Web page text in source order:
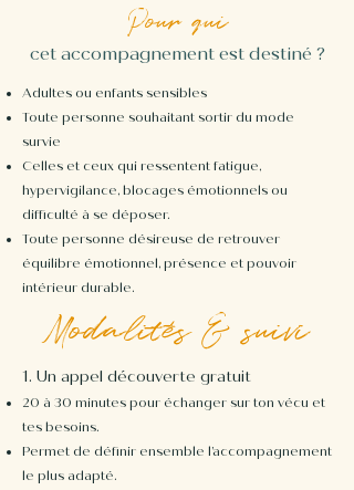
Pour qui
cet accompagnement est destiné ?
Adultes ou enfants sensibles
Toute personne souhaitant sortir du mode
survie
Celles et ceux qui ressentent fatigue,
hypervigilance, blocages émotionnels ou
difficulté à se déposer.
​Toute personne désireuse de retrouver
équilibre émotionnel, présence et pouvoir
intérieur durable.
Modalités & suivi
1. Un appel découverte gratuit
20 à 30 minutes pour échanger sur ton vécu et
tes besoins.
Permet de définir ensemble l’accompagnement
le plus adapté.